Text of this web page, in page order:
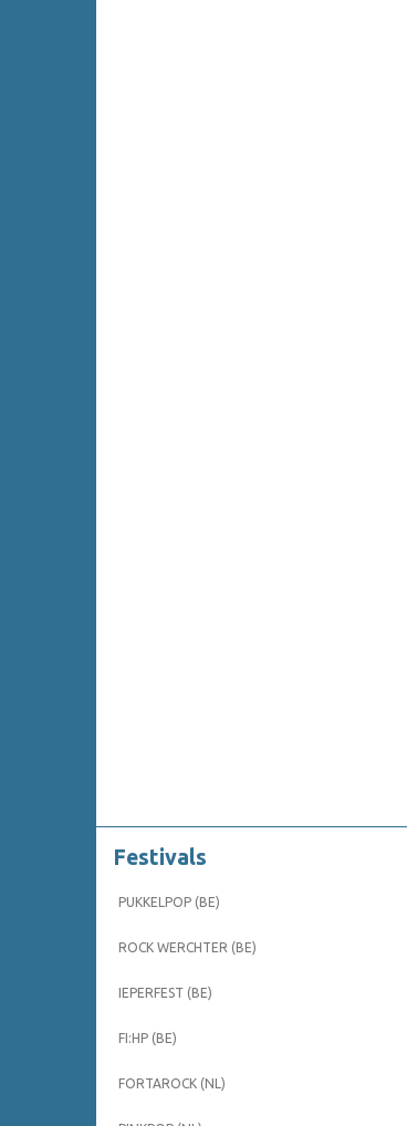
Festivals
PUKKELPOP (BE)
ROCK WERCHTER (BE)
IEPERFEST (BE)
FI:HP (BE)
FORTAROCK (NL)